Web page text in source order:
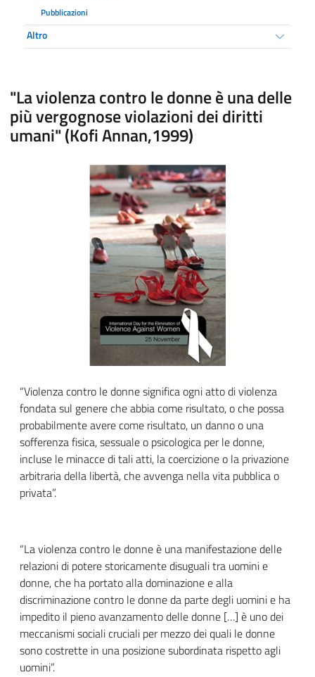
Pubblicazioni
Altro
"La violenza contro le donne è una delle
più vergognose violazioni dei diritti
umani" (Kofi Annan,1999)
“Violenza contro le donne significa ogni atto di violenza
fondata sul genere che abbia come risultato, o che possa
probabilmente avere come risultato, un danno o una
sofferenza fisica, sessuale o psicologica per le donne,
incluse le minacce di tali atti, la coercizione o la privazione
arbitraria della libertà, che avvenga nella vita pubblica o
privata”.
“La violenza contro le donne è una manifestazione delle
relazioni di potere storicamente disuguali tra uomini e
donne, che ha portato alla dominazione e alla
discriminazione contro le donne da parte degli uomini e ha
impedito il pieno avanzamento delle donne […] è uno dei
meccanismi sociali cruciali per mezzo dei quali le donne
sono costrette in una posizione subordinata rispetto agli
uomini”.